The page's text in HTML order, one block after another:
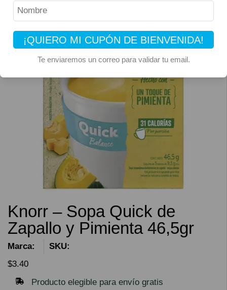
¡QUIERO MI CUPÓN DE BIENVENIDA!
Te enviaremos un correo para validar tu email.
Knorr – Sopa Quick de
Zapallo y Pimienta 46,5gr
Marca:
SKU:
$3.40
Producto elegible para envío gratis